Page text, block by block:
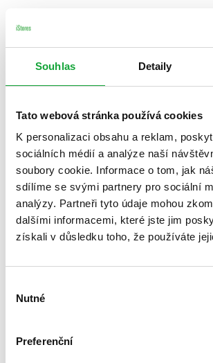
Souhlas Detaily
Tato webová stránka používá cookies
K personalizaci obsahu a reklam,
sociálních médií a analýze naší
soubory cookie. Informace o tom, jak
sdílíme se svými partnery pro sociální
analýzy. Partneři tyto údaje mohou
dalšími informacemi, které jste jim
získali v důsledku toho, že používáte
souhlasu
Nutné
Preferenční